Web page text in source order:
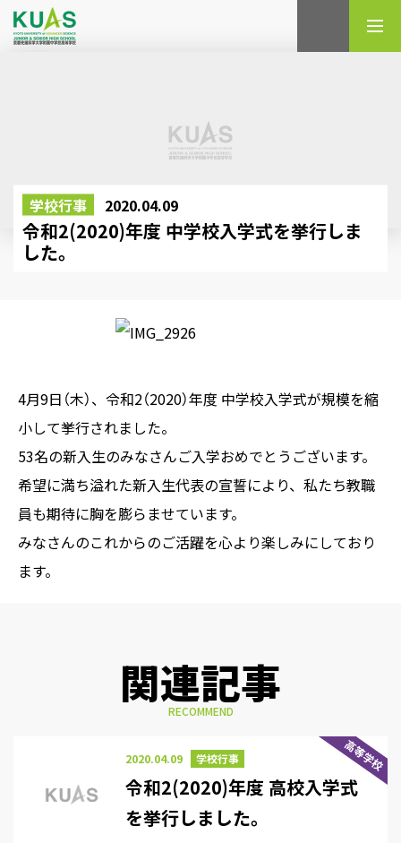
学校行事 2020.04.09
令和2(2020)年度 中学校入学式を挙行しま
した。
4月9日（木）、令和2（2020）年度 中学校入学式が規模を縮
小して挙行されました。
53名の新入生のみなさんご入学おめでとうございます。
希望に満ち溢れた新入生代表の宣誓により、私たち教職
員も期待に胸を膨らませています。
みなさんのこれからのご活躍を心より楽しみにしており
ます。
関連記事
RECOMMEND
高等学校
2020.04.09 学校行事
令和2(2020)年度 高校入学式
を挙行しました。